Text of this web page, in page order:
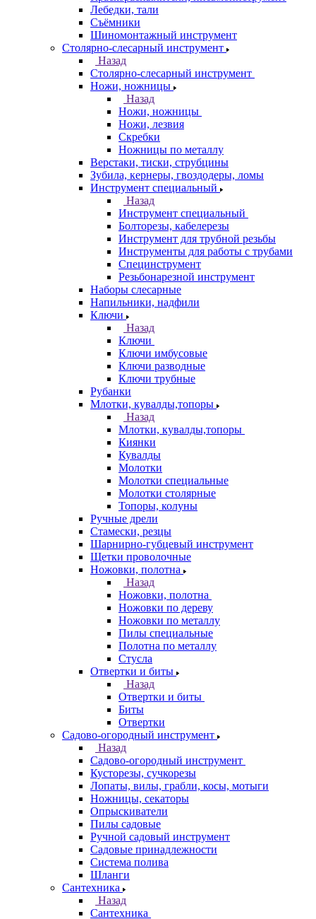
Лебедки, тали
Съёмники
Шиномонтажный инструмент
Столярно-слесарный инструмент
Назад
Столярно-слесарный инструмент
Ножи, ножницы
Назад
Ножи, ножницы
Ножи, лезвия
Скребки
Ножницы по металлу
Верстаки, тиски, струбцины
Зубила, кернеры, гвоздодеры, ломы
Инструмент специальный
Назад
Инструмент специальный
Болторезы, кабелерезы
Инструмент для трубной резьбы
Инструменты для работы с трубами
Специнструмент
Резьбонарезной инструмент
Наборы слесарные
Напильники, надфили
Ключи
Назад
Ключи
Ключи имбусовые
Ключи разводные
Ключи трубные
Рубанки
Млотки, кувалды,топоры
Назад
Млотки, кувалды,топоры
Киянки
Кувалды
Молотки
Молотки специальные
Молотки столярные
Топоры, колуны
Ручные дрели
Стамески, резцы
Шарнирно-губцевый инструмент
Щетки проволочные
Ножовки, полотна
Назад
Ножовки, полотна
Ножовки по дереву
Ножовки по металлу
Пилы специальные
Полотна по металлу
Стусла
Отвертки и биты
Назад
Отвертки и биты
Биты
Отвертки
Садово-огородный инструмент
Назад
Садово-огородный инструмент
Кусторезы, сучкорезы
Лопаты, вилы, грабли, косы, мотыги
Ножницы, секаторы
Опрыскиватели
Пилы садовые
Ручной садовый инструмент
Садовые принадлежности
Система полива
Шланги
Сантехника
Назад
Сантехника